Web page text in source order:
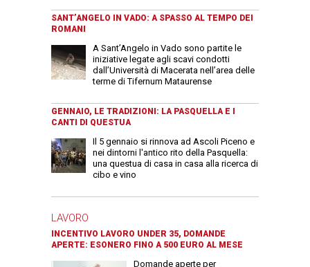
SANT’ANGELO IN VADO: A SPASSO AL TEMPO DEI
ROMANI
A Sant’Angelo in Vado sono partite le
iniziative legate agli scavi condotti
dall’Università di Macerata nell’area delle
terme di Tifernum Mataurense
GENNAIO, LE TRADIZIONI: LA PASQUELLA E I
CANTI DI QUESTUA
Il 5 gennaio si rinnova ad Ascoli Piceno e
nei dintorni l'antico rito della Pasquella:
una questua di casa in casa alla ricerca di
cibo e vino
LAVORO
INCENTIVO LAVORO UNDER 35, DOMANDE
APERTE: ESONERO FINO A 500 EURO AL MESE
Domande aperte per